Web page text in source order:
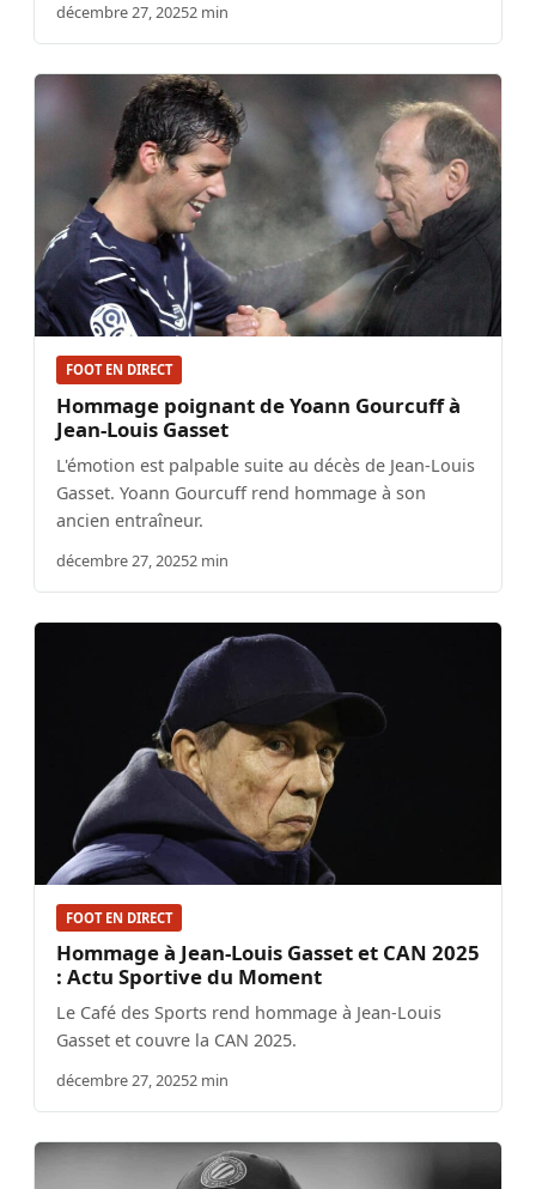
décembre 27, 20252 min
FOOT EN DIRECT
Hommage poignant de Yoann Gourcuff à
Jean-Louis Gasset
L'émotion est palpable suite au décès de Jean-Louis
Gasset. Yoann Gourcuff rend hommage à son
ancien entraîneur.
décembre 27, 20252 min
FOOT EN DIRECT
Hommage à Jean-Louis Gasset et CAN 2025
: Actu Sportive du Moment
Le Café des Sports rend hommage à Jean-Louis
Gasset et couvre la CAN 2025.
décembre 27, 20252 min